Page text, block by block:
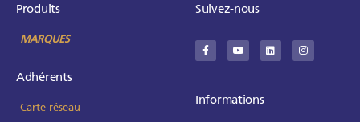
Produits
MARQUES
Adhérents
Carte réseau
Suivez-nous
Informations